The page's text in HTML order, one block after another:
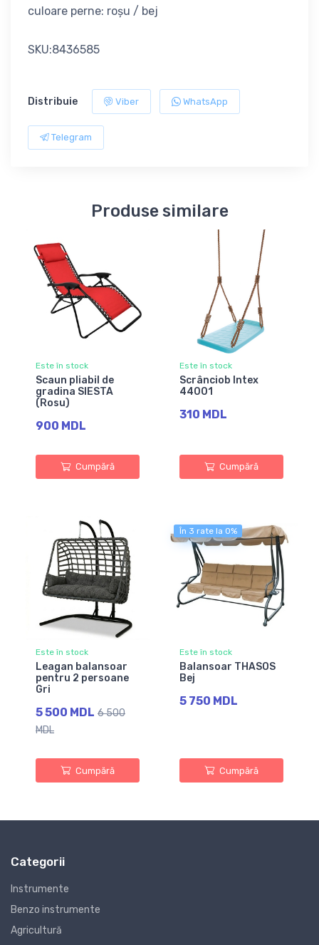
culoare perne: roșu / bej
SKU:8436585
Distribuie Viber WhatsApp
Telegram
Produse similare
Este în stock
Scaun pliabil de
gradina SIESTA
(Rosu)
900 MDL
Cumpără
Este în stock
Scrânciob Intex
44001
310 MDL
Cumpără
Este în stock
Leagan balansoar
pentru 2 persoane
Gri
5 500 MDL 6 500
MDL
Cumpără
În 3 rate la 0%
Este în stock
Balansoar THASOS
Bej
5 750 MDL
Cumpără
Categorii
Instrumente
Benzo instrumente
Agricultură